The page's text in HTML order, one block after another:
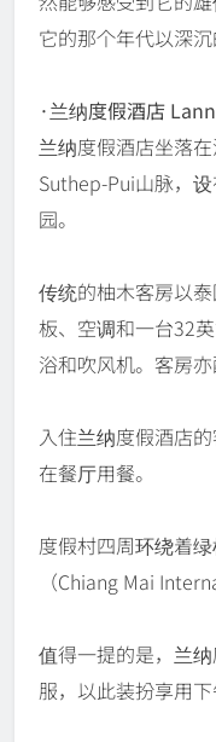
它的那个年代以深沉
·兰纳度假酒店
兰纳度假酒店坐落
Suthep-Pui山脉，
园。
传统的柚木客房以
板、空调和一台32
浴和吹风机。客房
入住兰纳度假酒店
在餐厅用餐。
度假村四周环绕着
（Chiang Mai
值得一提的是，兰
服，以此装扮享用下